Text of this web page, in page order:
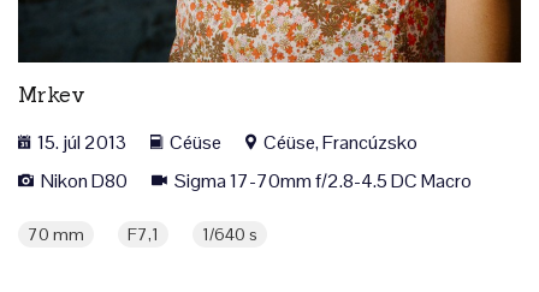
Mrkev
15. júl 2013 Céüse
Céüse, Francúzsko
Nikon D80
Sigma 17-70mm f/2.8-4.5 DC Macro
70 mm F7,1 1/640 s